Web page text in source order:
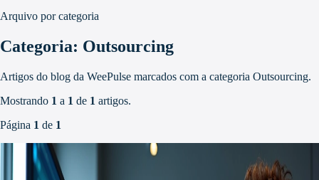
Arquivo por categoria
Categoria: Outsourcing
Artigos do blog da WeePulse marcados com a categoria Outsourcing.
Mostrando 1 a 1 de 1 artigos.
Página 1 de 1